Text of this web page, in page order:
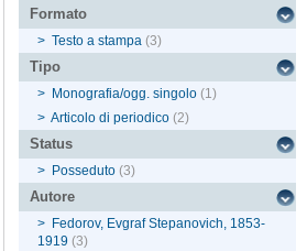
Formato
> Testo a stampa (3)
Tipo
> Monografia/ogg. singolo (1)
> Articolo di periodico (2)
Status
> Posseduto (3)
Autore
> Fedorov, Evgraf Stepanovich, 1853-
1919 (3)